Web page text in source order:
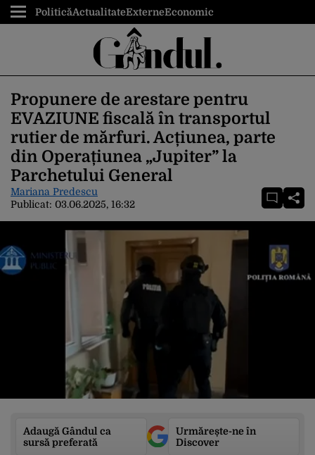
PoliticăActualitateExterneEconomic
Propunere de arestare pentru
EVAZIUNE fiscală în transportul
rutier de mărfuri. Acțiunea, parte
din Operațiunea „Jupiter” la
Parchetului General
Mariana Predescu
Publicat: 03.06.2025, 16:32
Adaugă Gândul ca
sursă preferată
Urmărește-ne în
Discover